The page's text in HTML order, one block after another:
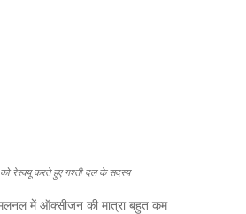
रेस्क्यू करते हुए गश्ती दल के सदस्य
में ऑक्सीजन की मात्रा बहुत कम